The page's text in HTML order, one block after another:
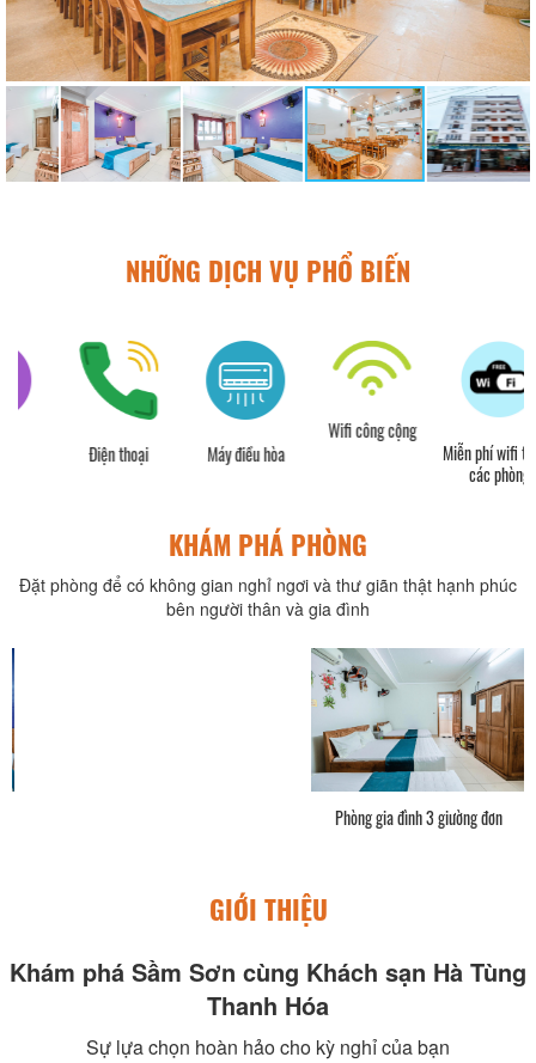
NHỮNG DỊCH VỤ PHỔ BIẾN
Điện thoại Máy điều hòa
Wifi công cộng
Miễn phí wifi tất cả
các phòng
KHÁM PHÁ PHÒNG
Đặt phòng để có không gian nghỉ ngơi và thư giãn thật hạnh phúc
bên người thân và gia đình
Phòng gia đình 3 giường đơn
GIỚI THIỆU
Khám phá Sầm Sơn cùng Khách sạn Hà Tùng
Thanh Hóa
Sự lựa chọn hoàn hảo cho kỳ nghỉ của bạn